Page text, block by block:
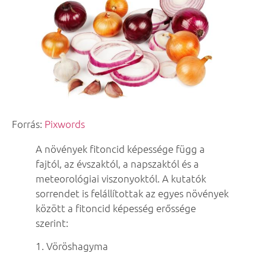
Forrás: Pixwords
A növények fitoncid képessége függ a
fajtól, az évszaktól, a napszaktól és a
meteorológiai viszonyoktól. A kutatók
sorrendet is felállítottak az egyes növények
között a fitoncid képesség erőssége
szerint:
1. Vöröshagyma